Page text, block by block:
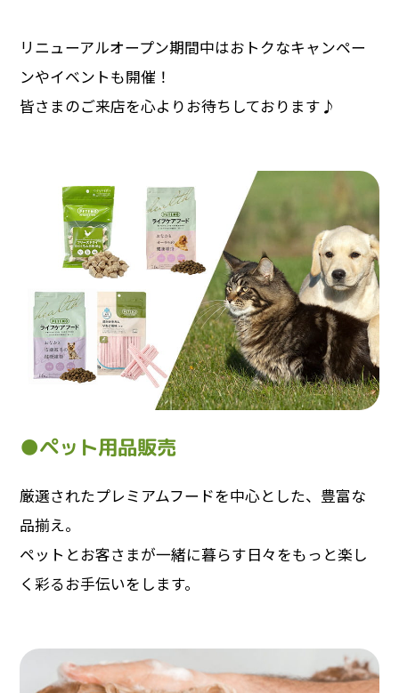
リニューアルオープン期間中はおトクなキャンペー
ンやイベントも開催！
皆さまのご来店を心よりお待ちしております♪
●ペット用品販売
厳選されたプレミアムフードを中心とした、豊富な
品揃え。
ペットとお客さまが一緒に暮らす日々をもっと楽し
く彩るお手伝いをします。